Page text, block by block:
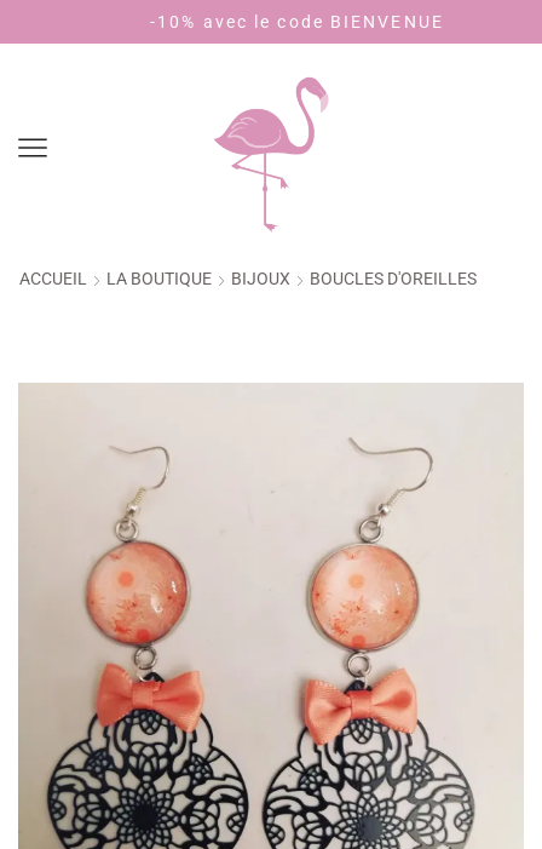
-10% avec le code BIENVENUE
ACCUEIL LA BOUTIQUE BIJOUX BOUCLES D'OREILLES